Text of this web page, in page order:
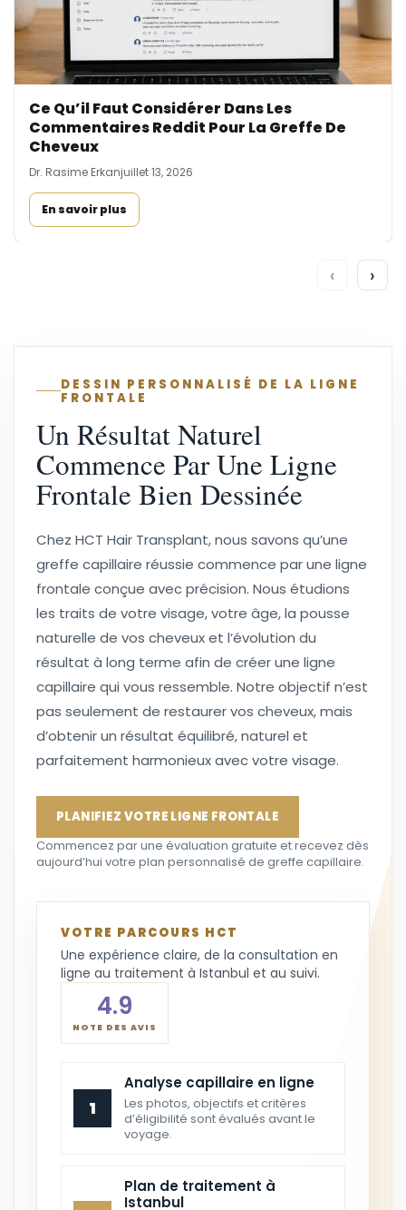
Ce Qu’il Faut Considérer Dans Les
Commentaires Reddit Pour La Greffe De
Cheveux
Dr. Rasime Erkanjuillet 13, 2026
En savoir plus
‹ ›
DESSIN PERSONNALISÉ DE LA LIGNE
FRONTALE
Un Résultat Naturel
Commence Par Une Ligne
Frontale Bien Dessinée
Chez HCT Hair Transplant, nous savons qu’une
greffe capillaire réussie commence par une ligne
frontale conçue avec précision. Nous étudions
les traits de votre visage, votre âge, la pousse
naturelle de vos cheveux et l’évolution du
résultat à long terme afin de créer une ligne
capillaire qui vous ressemble. Notre objectif n’est
pas seulement de restaurer vos cheveux, mais
d’obtenir un résultat équilibré, naturel et
parfaitement harmonieux avec votre visage.
PLANIFIEZ VOTRE LIGNE FRONTALE
Commencez par une évaluation gratuite et recevez dès
aujourd’hui votre plan personnalisé de greffe capillaire.
VOTRE PARCOURS HCT
Une expérience claire, de la consultation en
ligne au traitement à Istanbul et au suivi.
4.9
NOTE DES AVIS
1
Analyse capillaire en ligne
Les photos, objectifs et critères
d’éligibilité sont évalués avant le
voyage.
Plan de traitement à
Istanbul